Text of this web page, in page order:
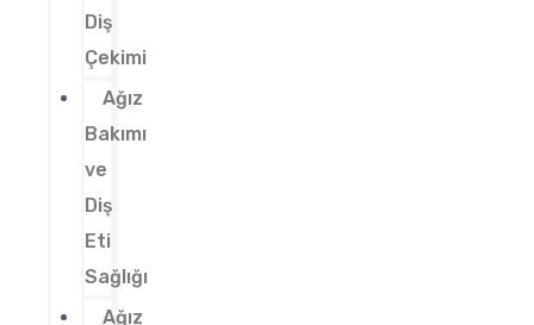
Diş
Çekimi
Ağız
Bakımı
ve
Diş
Eti
Sağlığı
Ağız